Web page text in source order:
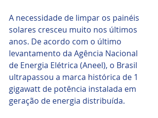
A necessidade de limpar os painéis
solares cresceu muito nos últimos
anos. De acordo com o último
levantamento da Agência Nacional
de Energia Elétrica (Aneel), o Brasil
ultrapassou a marca histórica de 1
gigawatt de potência instalada em
geração de energia distribuída.